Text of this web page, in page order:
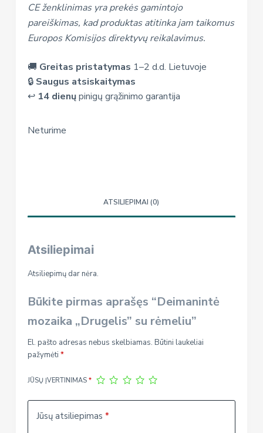
CE ženklinimas yra prekės gamintojo
pareiškimas, kad produktas atitinka jam taikomus
Europos Komisijos direktyvų reikalavimus.
🚚 Greitas pristatymas 1–2 d.d. Lietuvoje
🔒 Saugus atsiskaitymas
↩️ 14 dienųpinigų grąžinimo garantija
Neturime
ATSILIEPIMAI (0)
Atsiliepimai
Atsiliepimų dar nėra.
Būkite pirmas aprašęs “Deimanintė
mozaika „Drugelis” su rėmeliu”
El. pašto adresas nebus skelbiamas. Būtini laukeliai
pažymėti *
JŪSŲ ĮVERTINIMAS *
Jūsų atsiliepimas *